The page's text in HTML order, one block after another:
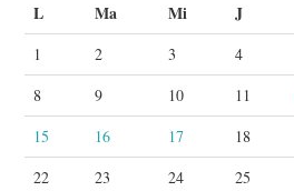
L Ma Mi J
1 2 3 4
8
9 10 11
15
16 17 18
22
23 24 25